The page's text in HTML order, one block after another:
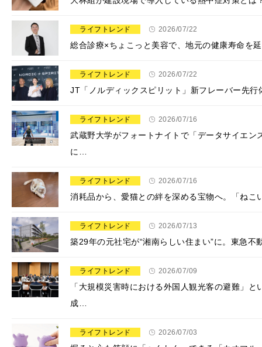
ライフトレンド 2026/07/22
総合診療×ちょこっと美容で、地元の健康寿命を
ライフトレンド 2026/07/22
JT「ノルディックスピリット」新フレーバー先
ライフトレンド 2026/07/16
武蔵野大学がフォートナイトで「データサイエ
に…
ライフトレンド 2026/07/16
消耗品から、愛猫との絆を深める宝物へ。「ね
ライフトレンド 2026/07/13
築29年の元社宅が“湘南らしい住まい”に。東急
ライフトレンド 2026/07/09
「大規模災害時における外国人観光客の避難」
成…
ライフトレンド 2026/07/03